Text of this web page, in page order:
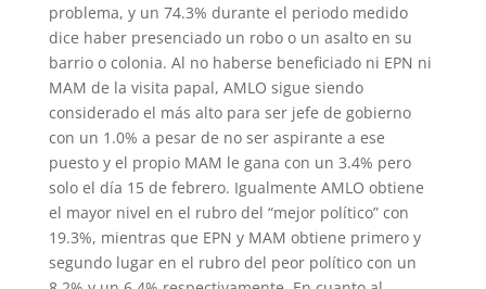
problema, y un 74.3% durante el periodo medido
dice haber presenciado un robo o un asalto en su
barrio o colonia. Al no haberse beneficiado ni EPN ni
MAM de la visita papal, AMLO sigue siendo
considerado el más alto para ser jefe de gobierno
con un 1.0% a pesar de no ser aspirante a ese
puesto y el propio MAM le gana con un 3.4% pero
solo el día 15 de febrero. Igualmente AMLO obtiene
el mayor nivel en el rubro del “mejor político” con
19.3%, mientras que EPN y MAM obtiene primero y
segundo lugar en el rubro del peor político con un